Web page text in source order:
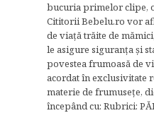
bucuria primelor clipe,
Cititorii Bebelu.ro vor
de viaţă trăite de
le asigure siguranţa şi
povestea frumoasă de
acordat în exclusivitate
materie de frumuseţe,
începând cu: Rubrici: